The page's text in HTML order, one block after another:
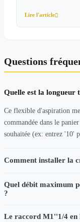
Lire l'article
Questions
Quelle est la longueur
Ce flexible d'aspiration
commandée dans le
souhaitée (ex: entrez '10'
Comment installer la
Quel débit maximum
?
Le raccord M1''1/4 en